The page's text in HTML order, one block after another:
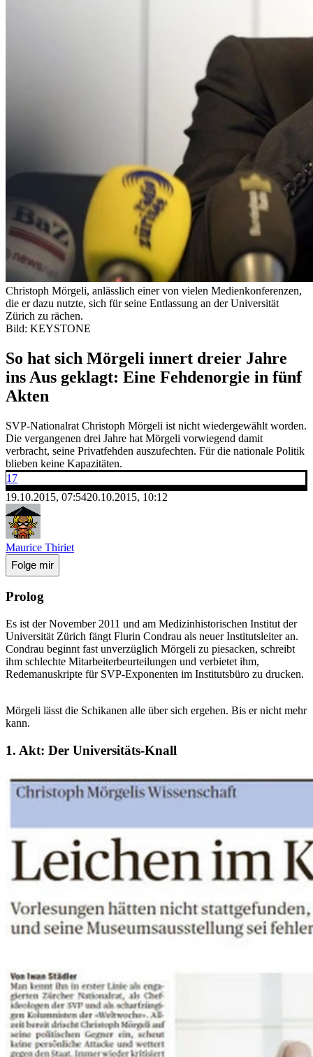
Christoph Mörgeli, anlässlich einer von vielen Medienkonferenzen,
die er dazu nutzte, sich für seine Entlassung an der Universität
Zürich zu rächen.
Bild: KEYSTONE
So hat sich Mörgeli innert dreier Jahre
ins Aus geklagt: Eine Fehdenorgie in fünf
Akten
SVP-Nationalrat Christoph Mörgeli ist nicht wiedergewählt worden.
Die vergangenen drei Jahre hat Mörgeli vorwiegend damit
verbracht, seine Privatfehden auszufechten. Für die nationale Politik
blieben keine Kapazitäten.
17
19.10.2015, 07:5420.10.2015, 10:12
Maurice Thiriet
Folge mir
Prolog
Es ist der November 2011 und am Medizinhistorischen Institut der
Universität Zürich fängt Flurin Condrau als neuer Institutsleiter an.
Condrau beginnt fast unverzüglich Mörgeli zu piesacken, schreibt
ihm schlechte Mitarbeiterbeurteilungen und verbietet ihm,
Redemanuskripte für SVP-Exponenten im Institutsbüro zu drucken.
Mörgeli lässt die Schikanen alle über sich ergehen. Bis er nicht mehr
kann.
1. Akt: Der Universitäts-Knall